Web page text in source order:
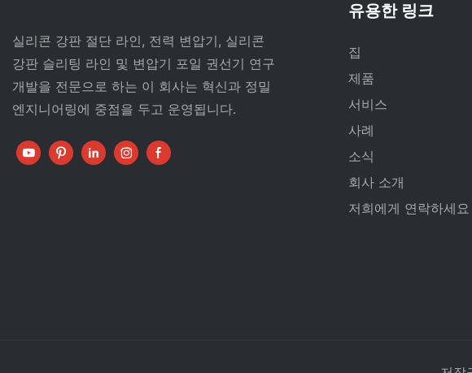
실리콘 강판 절단 라인, 전력 변압기, 실리콘
강판 슬리팅 라인 및 변압기 포일 권선기 연구
개발을 전문으로 하는 이 회사는 혁신과 정밀
엔지니어링에 중점을 두고 운영됩니다.
유용한 링크
집
제품
서비스
사례
소식
회사 소개
저희에게 연락하세요